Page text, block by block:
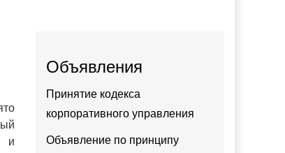
и
Объявления
Принятие кодекса
корпоративного управления
Объявление по принципу